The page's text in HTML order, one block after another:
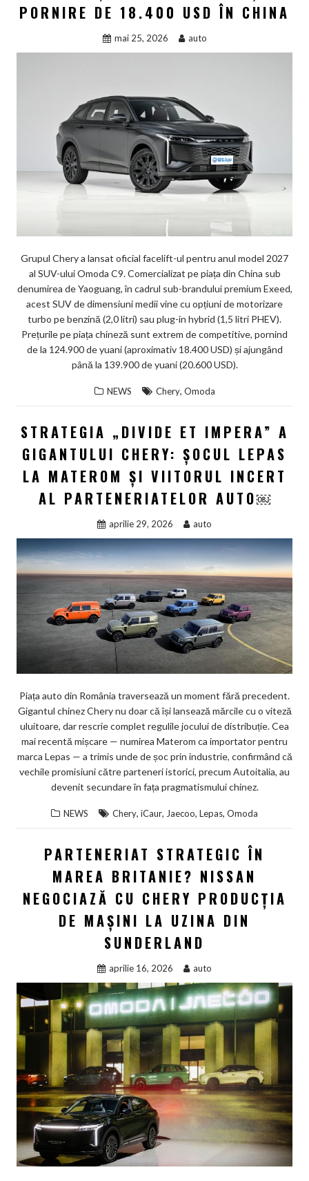
PORNIRE DE 18.400 USD ÎN CHINA
mai 25, 2026 auto
Grupul Chery a lansat oficial facelift-ul pentru anul model 2027
al SUV-ului Omoda C9. Comercializat pe piața din China sub
denumirea de Yaoguang, în cadrul sub-brandului premium Exeed,
acest SUV de dimensiuni medii vine cu opțiuni de motorizare
turbo pe benzină (2,0 litri) sau plug-in hybrid (1,5 litri PHEV).
Prețurile pe piața chineză sunt extrem de competitive, pornind
de la 124.900 de yuani (aproximativ 18.400 USD) și ajungând
până la 139.900 de yuani (20.600 USD).
NEWS Chery, Omoda
STRATEGIA „DIVIDE ET IMPERA” A
GIGANTULUI CHERY: ȘOCUL LEPAS
LA MATEROM ȘI VIITORUL INCERT
AL PARTENERIATELOR AUTO￼
aprilie 29, 2026 auto
Piața auto din România traversează un moment fără precedent.
Gigantul chinez Chery nu doar că își lansează mărcile cu o viteză
uluitoare, dar rescrie complet regulile jocului de distribuție. Cea
mai recentă mișcare — numirea Materom ca importator pentru
marca Lepas — a trimis unde de șoc prin industrie, confirmând că
vechile promisiuni către parteneri istorici, precum Autoitalia, au
devenit secundare în fața pragmatismului chinez.
NEWS Chery, iCaur, Jaecoo, Lepas, Omoda
PARTENERIAT STRATEGIC ÎN
MAREA BRITANIE? NISSAN
NEGOCIAZĂ CU CHERY PRODUCȚIA
DE MAȘINI LA UZINA DIN
SUNDERLAND
aprilie 16, 2026 auto